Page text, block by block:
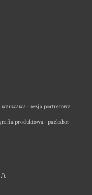
warszawa · sesja portretowa
produktowa · packshot